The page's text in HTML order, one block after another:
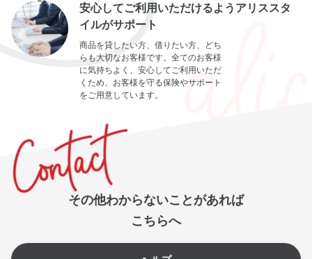
安心してご利用いただけるようアリススタ
イルがサポート
商品を貸したい方、借りたい方、どち
らも大切なお客様です。全てのお客様
に気持ちよく、安心してご利用いただ
くため、お客様を守る保険やサポート
をご用意しています。
その他わからないことがあれば
こちらへ